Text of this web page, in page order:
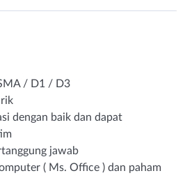
/ D1 / D3
dengan baik dan dapat
jawab
( Ms. Office ) dan paham